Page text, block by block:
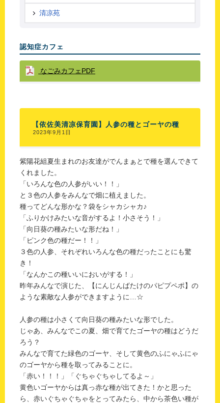
清凉苑
認知症カフェ
なごみカフェPDF
【依佐美清凉保育園】人参の種とゴーヤの種
2023年9月1日
紫陽花組夏生まれのお友達がでんまぁとで種を選んできて
くれました。
「いろんな色の人参がいい！！」
と３色の人参をみんなで畑に植えました。
種ってどんな形かな？袋をシャカシャカ♪
「ふりかけみたいな音がするよ！小さそう！」
「向日葵の種みたいな形だね！」
「ピンク色の種だー！！」
３色の人参、それぞれいろんな色の種だったことにも驚
き！
「なんかこの種いいにおいがする！」
昨年みんなで演じた、【にんじんばたけのパピプペポ】の
ような素敵な人参ができますように…☆
人参の種は小さくて向日葵の種みたいな形でした。
じゃあ、みんなでこの夏、畑で育てたゴーヤの種はどうだ
ろう？
みんなで育てた緑色のゴーヤ、そして黄色のふにゃふにゃ
のゴーヤから種を取ってみることに。
「赤い！！！」「ぐちゃぐちゃしてるよ～」
黄色いゴーヤからは真っ赤な種が出てきた！かと思った
ら、赤いぐちゃぐちゃをとってみたら、中から茶色い種が